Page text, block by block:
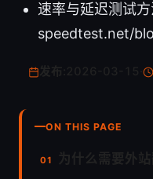
速率与延迟测试方
speedtest.net/
ON THIS PAGE